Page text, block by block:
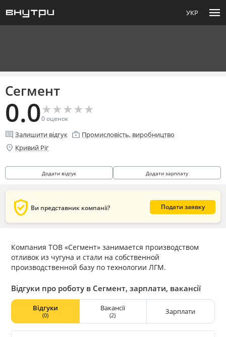
УКР menu
Сегмент
0.0★
★★
★★
★★
★★
★
0оценок
comment Залишити відгук enterprise Промисловість, виробництво
location_on Кривий Ріг
Додати відгук Додати зарплату
verified_user Ви представник компанії? Подати заявку
Компания ТОВ «Сегмент» занимается производством
отливок из чугуна и стали на собственной
производственной базу по технологии ЛГМ.
Відгуки про роботу в Сегмент, зарплати, вакансії
Відгуки
(0)
Вакансії
(2) Зарплати